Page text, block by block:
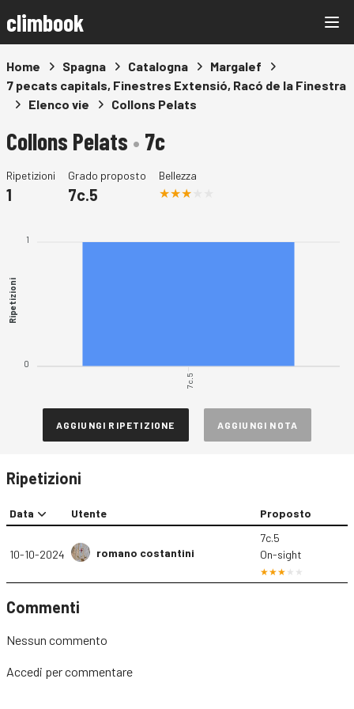
climbook
Home Spagna Catalogna
Margalef
7 pecats capitals, Finestres Extensió, Racó de la Finestra
Elenco vie
Collons Pelats
Collons Pelats • 7c
Ripetizioni
1
Grado proposto
7c.5
Bellezza
1
0
Ripetizioni
7c.5
AGGIUNGI RIPETIZIONE AGGIUNGI NOTA
Ripetizioni
Data Utente Proposto
10-10-2024 romano costantini
7c.5
On-sight
Commenti
Nessun commento
Accedi per commentare